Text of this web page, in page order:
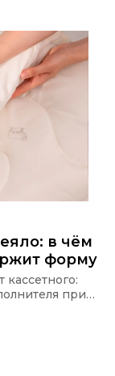
в чём
форму
кассетного:
при